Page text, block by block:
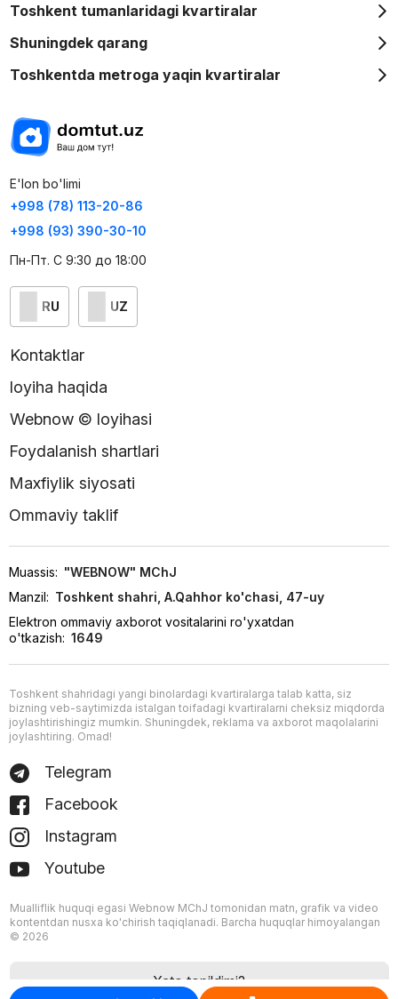
Toshkent tumanlaridagi kvartiralar
Shuningdek qarang
Toshkentda metroga yaqin kvartiralar
E'lon bo'limi
+998 (78) 113-20-86
+998 (93) 390-30-10
Пн-Пт. С 9:30 до 18:00
RU UZ
Kontaktlar
loyiha haqida
Webnow © loyihasi
Foydalanish shartlari
Maxfiylik siyosati
Ommaviy taklif
Muassis: "WEBNOW" MChJ
Manzil: Toshkent shahri, A.Qahhor ko'chasi, 47-uy
Elektron ommaviy axborot vositalarini ro'yxatdan
o'tkazish: 1649
Toshkent shahridagi yangi binolardagi kvartiralarga talab katta, siz
bizning veb-saytimizda istalgan toifadagi kvartiralarni cheksiz miqdorda
joylashtirishingiz mumkin. Shuningdek, reklama va axborot maqolalarini
joylashtiring. Omad!
Telegram
Facebook
Instagram
Youtube
Mualliflik huquqi egasi Webnow MChJ tomonidan matn, grafik va video
kontentdan nusxa ko'chirish taqiqlanadi. Barcha huquqlar himoyalangan
© 2026
Xato topildimi?